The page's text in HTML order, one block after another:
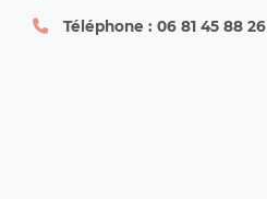
Téléphone : 06 81 45 88 26